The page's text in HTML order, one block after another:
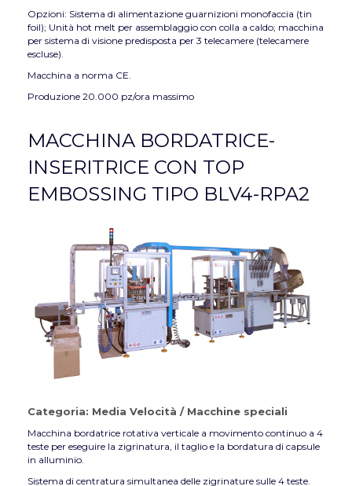
Opzioni: Sistema di alimentazione guarnizioni monofaccia (tin
foil); Unità hot melt per assemblaggio con colla a caldo; macchina
per sistema di visione predisposta per 3 telecamere (telecamere
escluse).
Macchina a norma CE.
Produzione 20.000 pz/ora massimo
MACCHINA BORDATRICE-
INSERITRICE CON TOP
EMBOSSING TIPO BLV4-RPA2
Categoria: Media Velocità / Macchine speciali
Macchina bordatrice rotativa verticale a movimento continuo a 4
teste per eseguire la zigrinatura, il taglio e la bordatura di capsule
in alluminio.
Sistema di centratura simultanea delle zigrinature sulle 4 teste.